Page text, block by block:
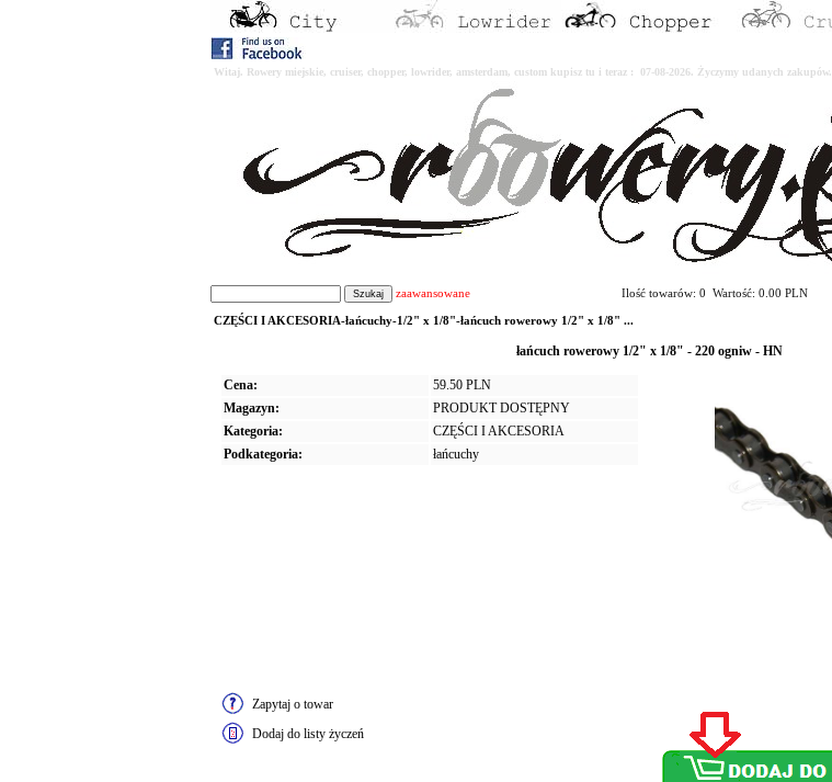
Witaj. Rowery miejskie, cruiser, chopper, lowrider, amsterdam, custom kupisz tu i teraz : 07-08-2026. Życzymy udanych zakupów.
zaawansowane Ilość towarów: 0 Wartość: 0.00 PLN
CZĘŚCI I AKCESORIA-łańcuchy-1/2" x 1/8"-łańcuch rowerowy 1/2" x 1/8" ...
łańcuch rowerowy 1/2" x 1/8" - 220 ogniw - HN
Cena:
59.50 PLN
Magazyn:
PRODUKT DOSTĘPNY
Kategoria:
CZĘŚCI I AKCESORIA
Podkategoria:
łańcuchy
Zapytaj o towar
Dodaj do listy życzeń